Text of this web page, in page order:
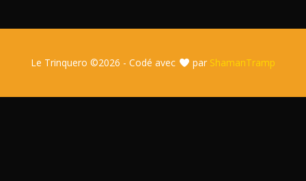
Le Trinquero ©2026 - Codé avec par ShamanTramp